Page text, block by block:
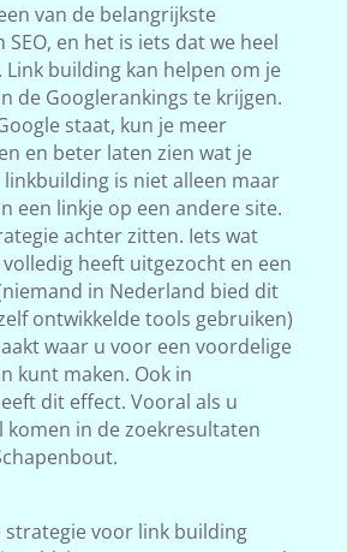
van de belangrijkste
en het is iets dat we heel
Link building kan helpen om je
de Googlerankings te krijgen.
staat, kun je meer
en beter laten zien wat je
is niet alleen maar
een linkje op een andere site.
achter zitten. Iets wat
heeft uitgezocht en een
in Nederland bied dit
ontwikkelde tools gebruiken)
waar u voor een voordelige
kunt maken. Ook in
dit effect. Vooral als u
komen in de zoekresultaten
strategie voor link building